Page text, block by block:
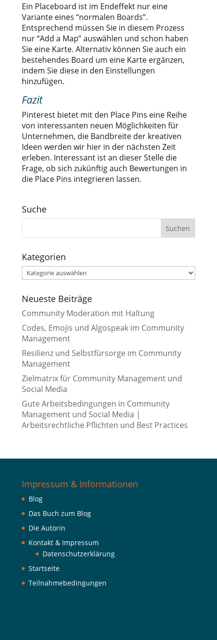
Ein Placeboard ist im Endeffekt nur eine
Variante eines “normalen Boards”.
Entsprechend müssen Sie in diesem Prozess
nur “Add a Map” auswählen und schon haben
Sie eine Karte. Alternativ können Sie auch ein
bestehendes Board um eine Karte ergänzen,
indem Sie diese in den Einstellungen
hinzufügen.
Fazit
Pinterest bietet mit den Place Pins eine Reihe
von interessanten neuen Möglichkeiten für
Unternehmen, die Bandbreite der kreativen
Ideen werden wir hier in der nächsten Zeit
erleben. Interessant ist an dieser Stelle die
Frage, ob sich zukünftig auch Bewertungen in
die Place Pins integrieren lassen.
Suche
Kategorien
Kategorien
Neueste Beiträge
Community Moderation mit Haltung
Codes, Emojis und Algospeak im Community
Management
Resilienz und Selbstfürsorge im Community
Management
Zielmatrix für Community Management und
Social Media
Gute Arbeitsbedingungen in Community
Management und Social Media |
Arbeitsrechtliche Pflichten und Best Practices
Impressum & Informationen
Blog
Das Buch zum Blog
Die Autorin
Kontakt & Impressum
Datenschutzerklärung
Startseite
Teilnahmebedingungen